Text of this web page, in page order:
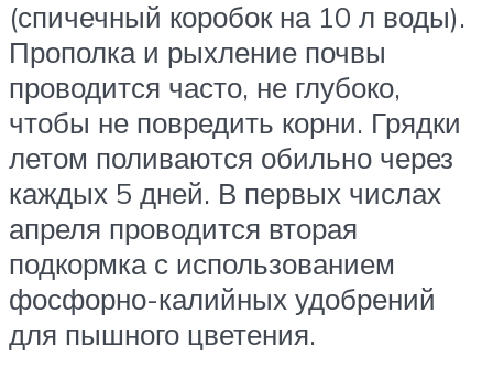
(спичечный коробок на 10 л воды).
Прополка и рыхление почвы
проводится часто, не глубоко,
чтобы не повредить корни. Грядки
летом поливаются обильно через
каждых 5 дней. В первых числах
апреля проводится вторая
подкормка с использованием
фосфорно-калийных удобрений
для пышного цветения.